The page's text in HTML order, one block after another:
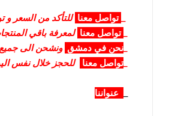
تواصل معنا للتأكد من السعر و
تواصل معنا لمعرفة باقي
نحن في دمشق ونشحن الى
تواصل معنا للحجز خلال نفس
عنواننا